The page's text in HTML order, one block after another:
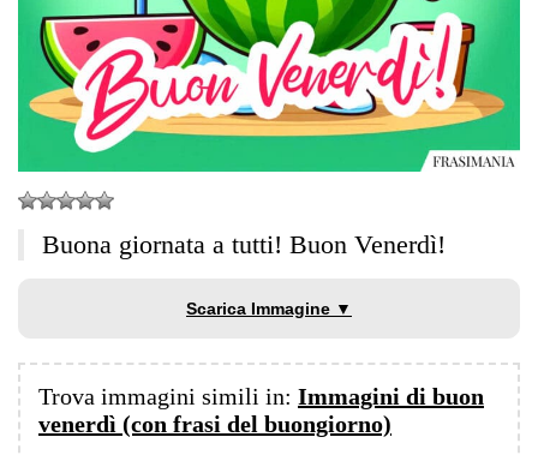
Buona giornata a tutti! Buon Venerdì!
Scarica Immagine ▼
Trova immagini simili in: Immagini di buon
venerdì (con frasi del buongiorno)